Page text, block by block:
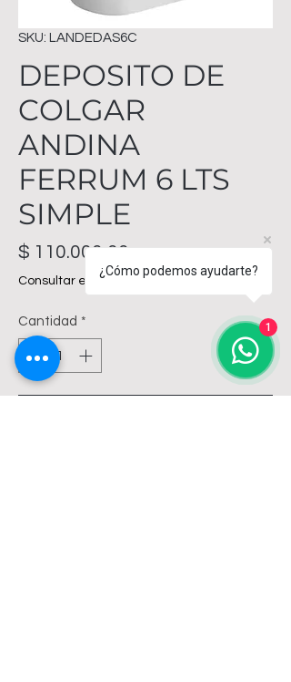
SKU: LANDEDAS6C
DEPOSITO DE
COLGAR
ANDINA
FERRUM 6 LTS
SIMPLE
$ 110.000,00Precio
Consultar envíos
Cantidad *
¿Cómo podemos ayudarte?
1